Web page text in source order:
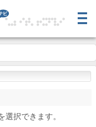
選択できます。